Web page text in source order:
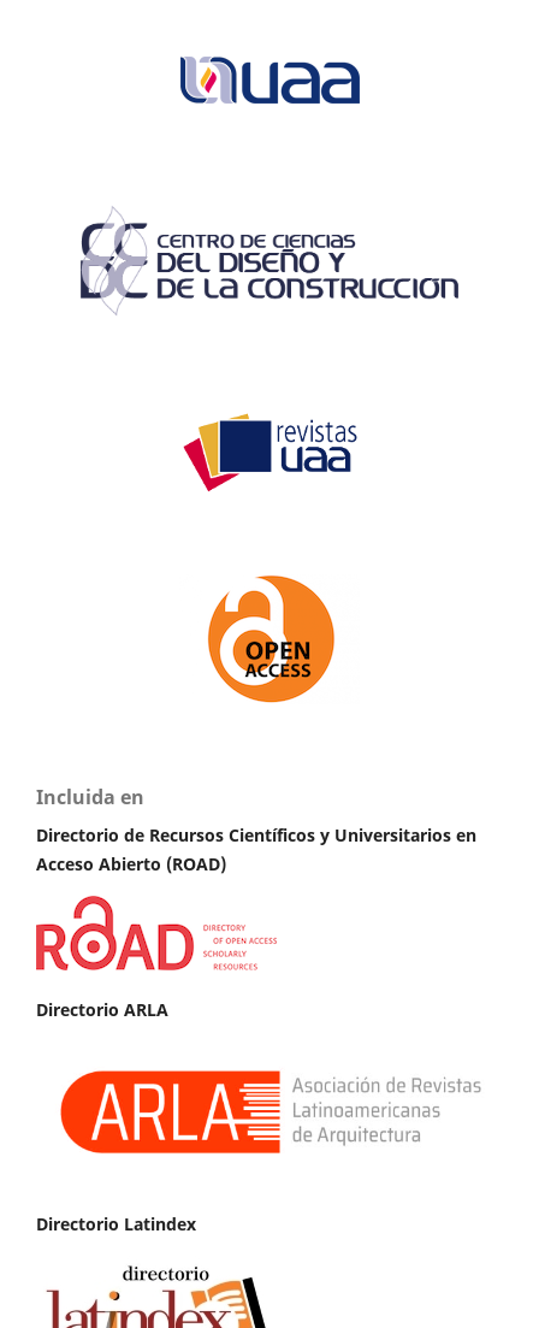
Incluida en
Directorio de Recursos Científicos y Universitarios en
Acceso Abierto (ROAD)
Directorio ARLA
Directorio Latindex